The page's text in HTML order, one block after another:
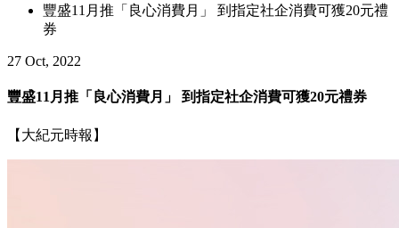
豐盛11月推「良心消費月」 到指定社企消費可獲20元禮
券
27 Oct, 2022
豐盛11月推「良心消費月」 到指定社企消費可獲20元禮券
【大紀元時報】